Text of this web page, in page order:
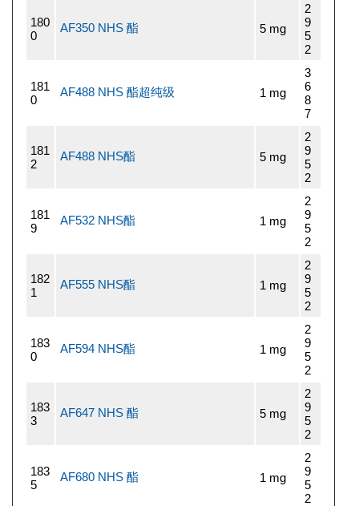
180
0
AF350 NHS 酯 5 mg
2
9
5
2
181
0
AF488 NHS 酯超纯级 1 mg
3
6
8
7
181
2
AF488 NHS酯 5 mg
2
9
5
2
181
9
AF532 NHS酯 1 mg
2
9
5
2
182
1
AF555 NHS酯 1 mg
2
9
5
2
183
0
AF594 NHS酯 1 mg
2
9
5
2
183
3
AF647 NHS 酯 5 mg
2
9
5
2
183
5
AF680 NHS 酯 1 mg
2
9
5
2